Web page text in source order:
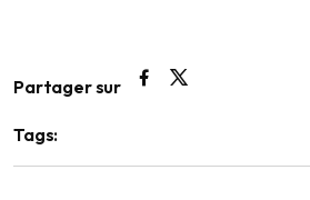
Partager sur
Tags: